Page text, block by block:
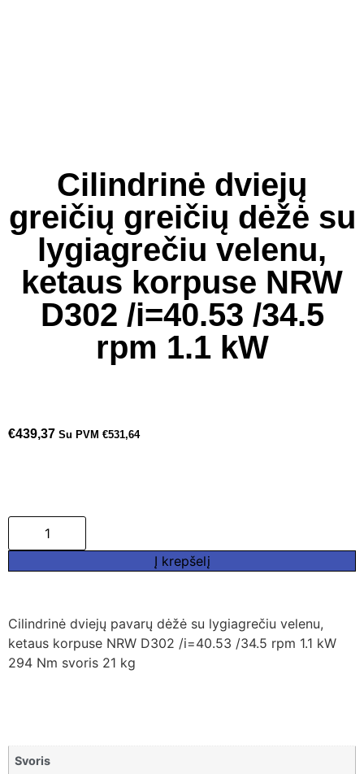
Cilindrinė dviejų
greičių greičių dėžė su
lygiagrečiu velenu,
ketaus korpuse NRW
D302 /i=40.53 /34.5
rpm 1.1 kW
€439,37 Su PVM €531,64
Į krepšelį
Cilindrinė dviejų pavarų dėžė su lygiagrečiu velenu,
ketaus korpuse NRW D302 /i=40.53 /34.5 rpm 1.1 kW
294 Nm svoris 21 kg
Svoris